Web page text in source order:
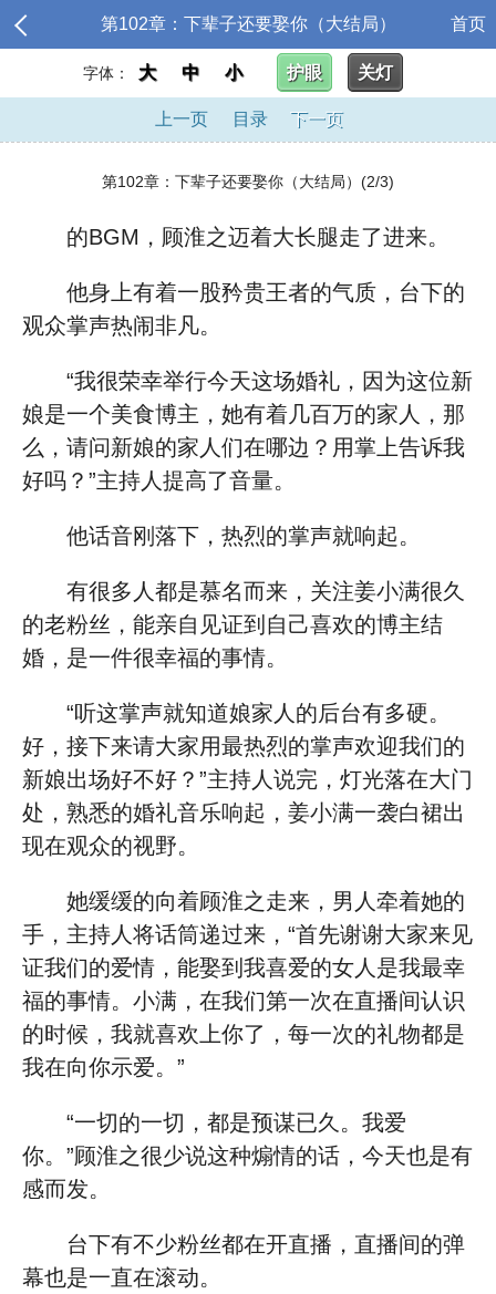
第102章：下辈子还要娶你（大结局） 首页
字体： 大 中 小 护眼 关灯
上一页 目录 下一页
第102章：下辈子还要娶你（大结局）(2/3)
的BGM，顾淮之迈着大长腿走了进来。
他身上有着一股矜贵王者的气质，台下的
观众掌声热闹非凡。
“我很荣幸举行今天这场婚礼，因为这位新
娘是一个美食博主，她有着几百万的家人，那
么，请问新娘的家人们在哪边？用掌上告诉我
好吗？”主持人提高了音量。
他话音刚落下，热烈的掌声就响起。
有很多人都是慕名而来，关注姜小满很久
的老粉丝，能亲自见证到自己喜欢的博主结
婚，是一件很幸福的事情。
“听这掌声就知道娘家人的后台有多硬。
好，接下来请大家用最热烈的掌声欢迎我们的
新娘出场好不好？”主持人说完，灯光落在大门
处，熟悉的婚礼音乐响起，姜小满一袭白裙出
现在观众的视野。
她缓缓的向着顾淮之走来，男人牵着她的
手，主持人将话筒递过来，“首先谢谢大家来见
证我们的爱情，能娶到我喜爱的女人是我最幸
福的事情。小满，在我们第一次在直播间认识
的时候，我就喜欢上你了，每一次的礼物都是
我在向你示爱。”
“一切的一切，都是预谋已久。我爱
你。”顾淮之很少说这种煽情的话，今天也是有
感而发。
台下有不少粉丝都在开直播，直播间的弹
幕也是一直在滚动。